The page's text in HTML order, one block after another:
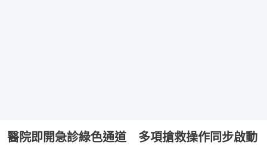
醫院即開急診綠色通道 多項搶救操作同步啟動